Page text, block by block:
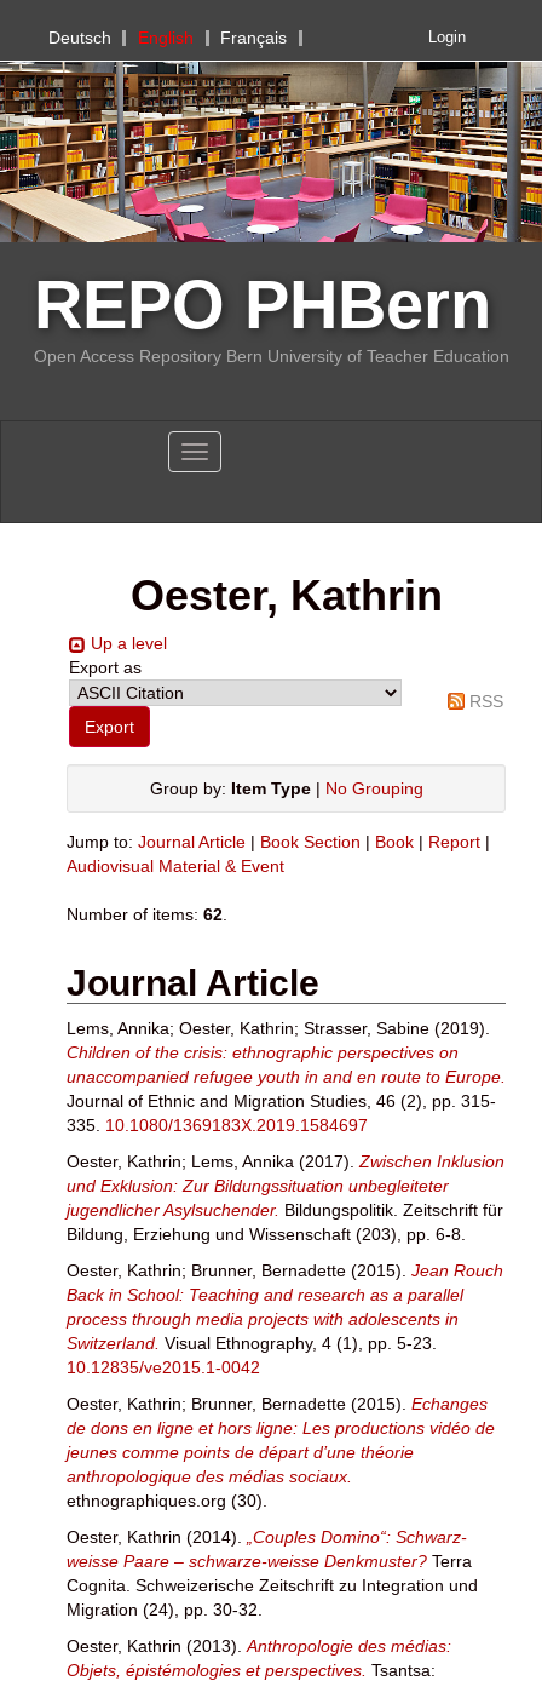
PHBern
Deutsch English Français Login
REPO PHBern
Open Access Repository Bern University of Teacher Education
Toggle navigation
Oester, Kathrin
Up a level
Export as
RSS
Group by: Item Type| No Grouping
Jump to: Journal Article | Book Section | Book | Report |
Audiovisual Material & Event
Number of items: 62
Journal Article
Lems, Annika; Oester, Kathrin; Strasser, Sabine (2019).
Children of the crisis: ethnographic perspectives on
unaccompanied refugee youth in and en route to Europe.
Journal of Ethnic and Migration Studies, 46 (2), pp. 315-
335. 10.1080/1369183X.2019.1584697
Oester, Kathrin; Lems, Annika (2017). Zwischen Inklusion
und Exklusion: Zur Bildungssituation unbegleiteter
jugendlicher Asylsuchender. Bildungspolitik. Zeitschrift für
Bildung, Erziehung und Wissenschaft (203), pp. 6-8.
Oester, Kathrin; Brunner, Bernadette (2015). Jean Rouch
Back in School: Teaching and research as a parallel
process through media projects with adolescents in
Switzerland. Visual Ethnography, 4 (1), pp. 5-23.
10.12835/ve2015.1-0042
Oester, Kathrin; Brunner, Bernadette (2015). Echanges
de dons en ligne et hors ligne: Les productions vidéo de
jeunes comme points de départ d’une théorie
anthropologique des médias sociaux.
ethnographiques.org (30).
Oester, Kathrin (2014).
„Couples Domino“: Schwarz-
weisse Paare – schwarze-weisse Denkmuster? Terra
Cognita. Schweizerische Zeitschrift zu Integration und
Migration (24), pp. 30-32.
Oester, Kathrin (2013). Anthropologie des médias:
Objets, épistémologies et perspectives. Tsantsa: